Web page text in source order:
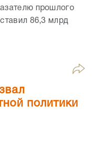
прошлого
86,3 млрд
политики